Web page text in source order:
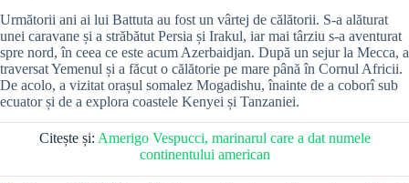
Următorii ani ai lui Battuta au fost un vârtej de călătorii. S-a alăturat
unei caravane și a străbătut Persia și Irakul, iar mai târziu s-a aventurat
spre nord, în ceea ce este acum Azerbaidjan. După un sejur la Mecca, a
traversat Yemenul și a făcut o călătorie pe mare până în Cornul Africii.
De acolo, a vizitat orașul somalez Mogadishu, înainte de a coborî sub
ecuator și de a explora coastele Kenyei și Tanzaniei.
Citește și: Amerigo Vespucci, marinarul care a dat numele
continentului american